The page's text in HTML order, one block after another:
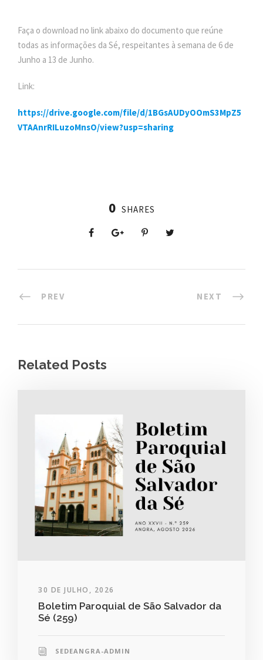
Faça o download no link abaixo do documento que reúne
todas as informações da Sé, respeitantes à semana de 6 de
Junho a 13 de Junho.
Link:
https://drive.google.com/file/d/1BGsAUDyOOmS3MpZ5
VTAAnrRILuzoMnsO/view?usp=sharing
0 SHARES
PREV NEXT
Related Posts
30 DE JULHO, 2026
Boletim Paroquial de São Salvador da
Sé (259)
SEDEANGRA-ADMIN